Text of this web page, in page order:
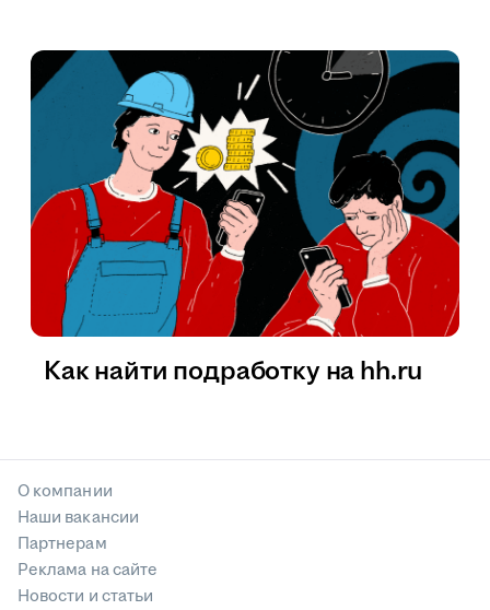
Как найти подработку на hh.ru
О компании
Наши вакансии
Партнерам
Реклама на сайте
Новости и статьи